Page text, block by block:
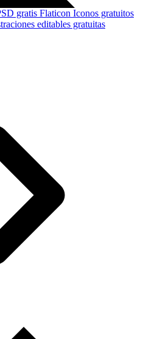
gratis Flaticon Iconos gratuitos
editables gratuitas